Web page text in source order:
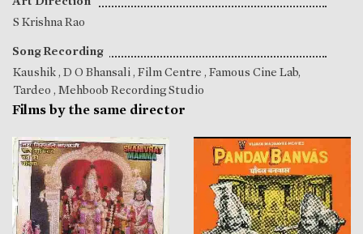
S Krishna Rao
Song Recording
Kaushik, D O Bhansali, Film Centre , Famous Cine Lab,
Tardeo , Mehboob Recording Studio
Films by the same director